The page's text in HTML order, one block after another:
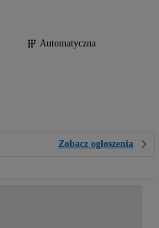
Automatyczna
Zobacz ogłoszenia